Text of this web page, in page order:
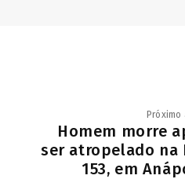
Próximo
Homem morre
ser atropelado na
153, em